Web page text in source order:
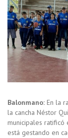
Balonmano: En la
la cancha Néstor
municipales
está gestando en